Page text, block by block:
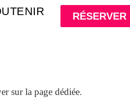
RÉSERVER
sur la page dédiée.